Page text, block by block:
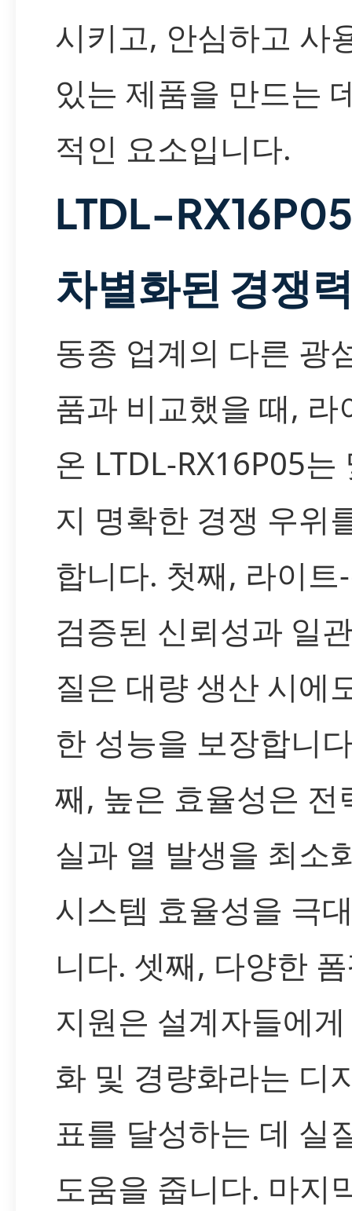
시키고, 안심하고 사
있는 제품을 만드는
적인 요소입니다.
LTDL-
차별화된 경쟁
동종 업계의 다른 광
품과 비교했을 때, 라
온 LTDL-RX16P05는
지 명확한 경쟁 우위
합니다. 첫째, 라이트
검증된 신뢰성과 일
질은 대량 생산 시에
한 성능을 보장합니
째, 높은 효율성은 전
실과 열 발생을 최소
시스템 효율성을 극
니다. 셋째, 다양한
지원은 설계자들에
화 및 경량화라는 디
표를 달성하는 데 실
도움을 줍니다. 마지